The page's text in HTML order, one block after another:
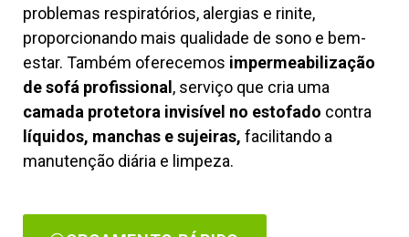
problemas respiratórios, alergias e rinite,
proporcionando mais qualidade de sono e bem-
estar. Também oferecemos impermeabilização
de sofá profissional , serviço que cria uma
camada protetora invisível no estofado contra
líquidos, manchas e sujeiras, facilitando a
manutenção diária e limpeza.